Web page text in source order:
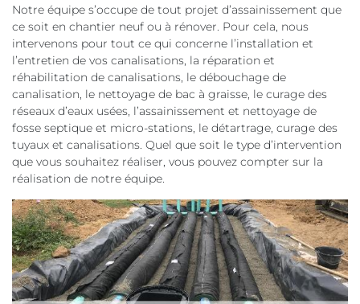
Notre équipe s’occupe de tout projet d’assainissement que
ce soit en chantier neuf ou à rénover. Pour cela, nous
intervenons pour tout ce qui concerne l’installation et
l’entretien de vos canalisations, la réparation et
réhabilitation de canalisations, le débouchage de
canalisation, le nettoyage de bac à graisse, le curage des
réseaux d’eaux usées, l’assainissement et nettoyage de
fosse septique et micro-stations, le détartrage, curage des
tuyaux et canalisations. Quel que soit le type d’intervention
que vous souhaitez réaliser, vous pouvez compter sur la
réalisation de notre équipe.